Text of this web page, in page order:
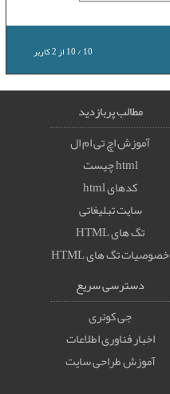
10/10 از2کاربر
مطالب پربازدید
آموزش اچ تی ام ال
html چیست
کدهای html
سایت تبلیغاتی
تگ های HTML
خصوصيات تگ های HTML
دسترسی سریع
جی کوئری
اخبار فناوری اطلاعات
آموزش طراحی سایت